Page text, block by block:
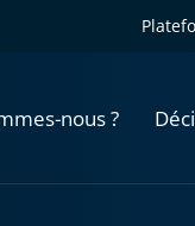
nous ?